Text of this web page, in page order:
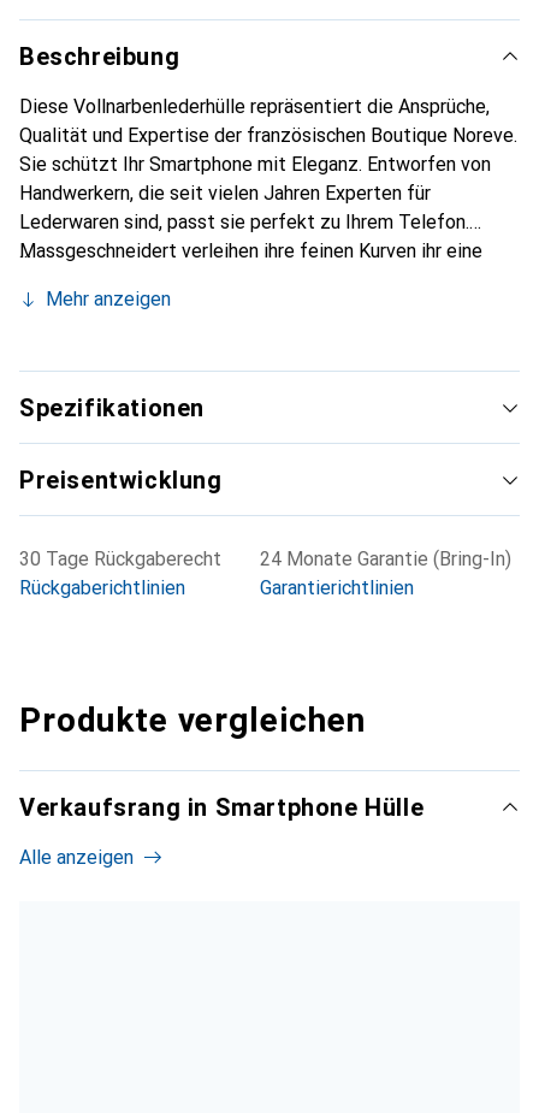
Beschreibung
Diese Vollnarbenlederhülle repräsentiert die Ansprüche,
Qualität und Expertise der französischen Boutique Noreve.
Sie schützt Ihr Smartphone mit Eleganz. Entworfen von
Handwerkern, die seit vielen Jahren Experten für
Lederwaren sind, passt sie perfekt zu Ihrem Telefon.
Massgeschneidert verleihen ihre feinen Kurven ihr eine
unverzichtbaren Accessoire für Ihr Smartphone. Die Marke
anerkannt und gilt als sichere Wahl für eine anspruchsvolle
Kundschaft.
Mehr anzeigen
Spezifikationen
Preisentwicklung
30 Tage Rückgaberecht
Rückgaberichtlinien
24 Monate Garantie (Bring-In)
Garantierichtlinien
Produkte vergleichen
Verkaufsrang in Smartphone Hülle
Alle anzeigen